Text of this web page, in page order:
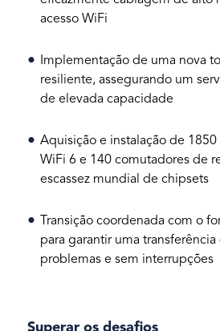
acesso WiFi
Implementação de uma nova
resiliente, assegurando um
de elevada capacidade
Aquisição e instalação de
WiFi 6 e 140 comutadores de
escassez mundial de chipsets
Transição coordenada com o
para garantir uma transferência
problemas e sem interrupções